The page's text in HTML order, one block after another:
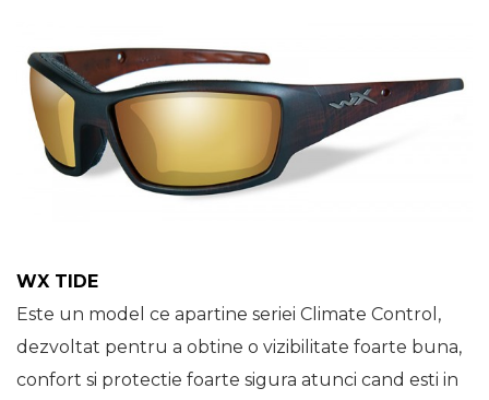
WX TIDE
Este un model ce apartine seriei Climate Control,
dezvoltat pentru a obtine o vizibilitate foarte buna,
confort si protectie foarte sigura atunci cand esti in